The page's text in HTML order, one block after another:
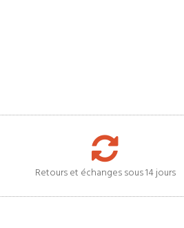
Retours et échanges sous 14 jours